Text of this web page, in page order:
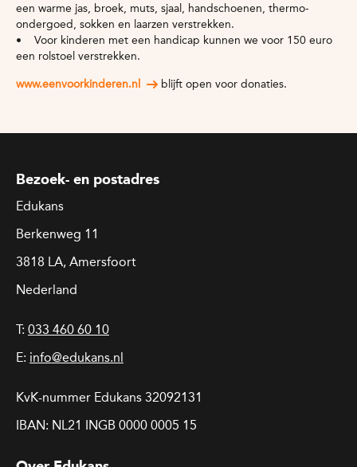
een warme jas, broek, muts, sjaal, handschoenen, thermo-
ondergoed, sokken en laarzen verstrekken.
• Voor kinderen met een handicap kunnen we voor 150 euro
een rolstoel verstrekken.
www.eenvoorkinderen.nl blijft open voor donaties.
Bezoek- en postadres
Edukans
Berkenweg 11
3818 LA, Amersfoort
Nederland
T: 033 460 60 10
E: info@edukans.nl
KvK-nummer Edukans 32092131
IBAN: NL21 INGB 0000 0005 15